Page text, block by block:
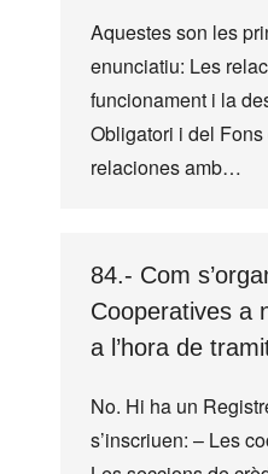
Aquestes son les
enunciatiu: Les
funcionament i la
Obligatori i del
relaciones amb…
84.- Com
Cooperatives a
a l’hora de
No. Hi ha un
s’inscriuen: – Les